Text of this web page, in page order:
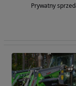
Prywatny